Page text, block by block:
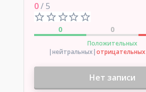
0/ 5
0 0
Положительных
|нейтральных|отрицательных
Нет записи